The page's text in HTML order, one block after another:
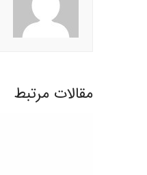
مقالات مرتبط